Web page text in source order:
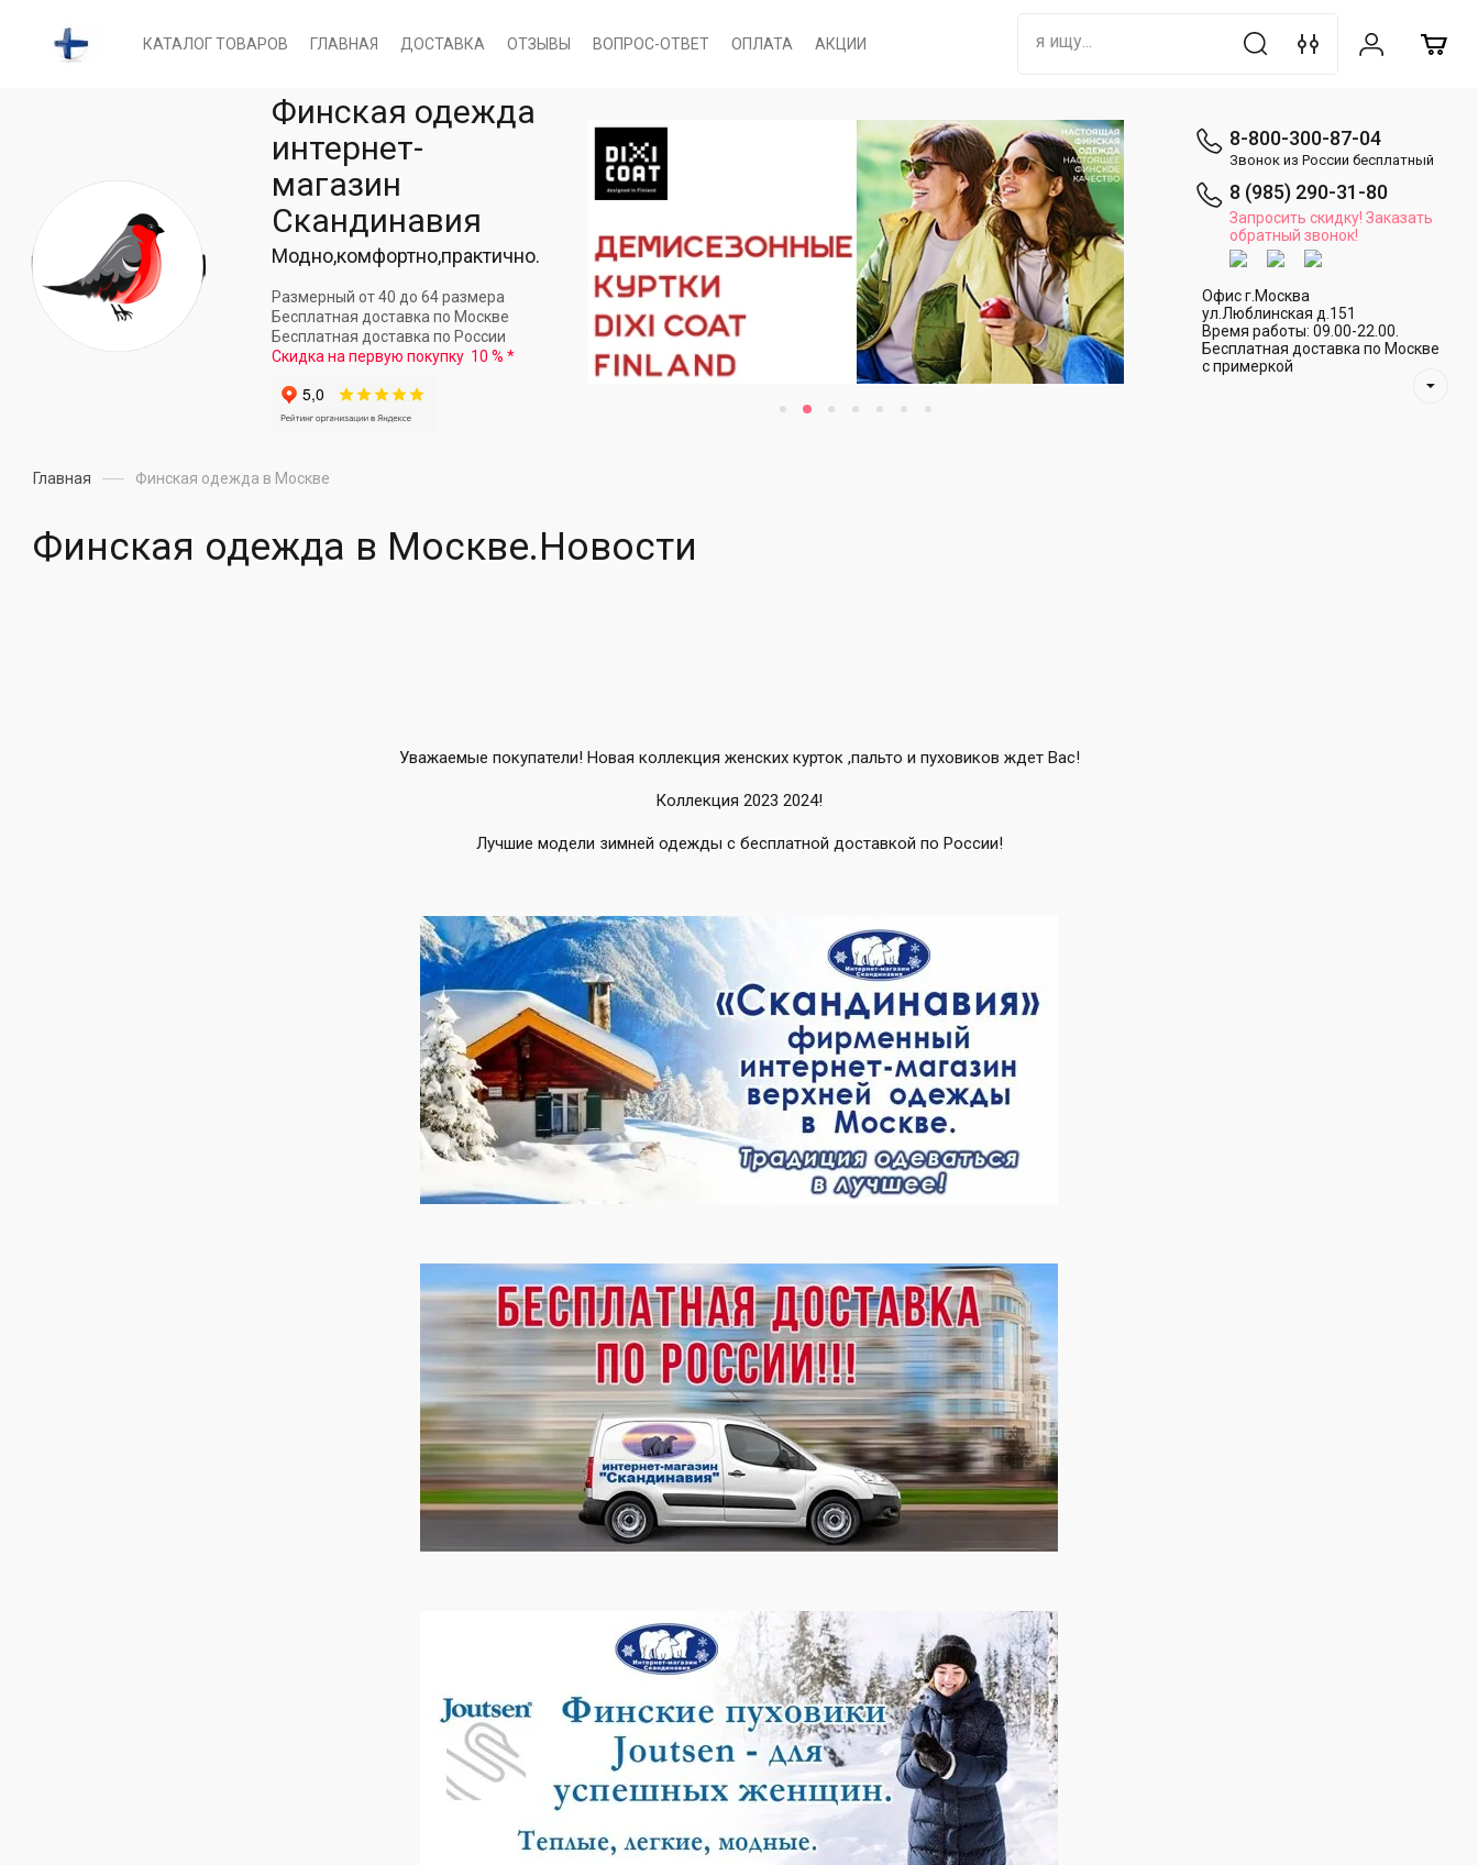
КАТАЛОГ ТОВАРОВ ГЛАВНАЯ ДОСТАВКА ОТЗЫВЫ ВОПРОС-ОТВЕТ ОПЛАТА АКЦИИ
Финская одежда
интернет-
магазин
Скандинавия
Модно,комфортно,практично.
Размерный от 40 до 64 размера
Бесплатная доставка по Москве
Бесплатная доставка по России
Скидка на первую покупку 10 % *
8-800-300-87-04
Звонок из России бесплатный
8 (985) 290-31-80
Запросить скидку! Заказать
обратный звонок!
Офис г.Москва
ул.Люблинская д.151
Время работы: 09.00-22.00.
Бесплатная доставка по Москве
с примеркой
Главная Финская одежда в Москве
Финская одежда в Москве.Новости
Уважаемые покупатели! Новая коллекция женских курток ,пальто и пуховиков ждет Вас!
Коллекция 2023 2024!
Лучшие модели зимней одежды с бесплатной доставкой по России!